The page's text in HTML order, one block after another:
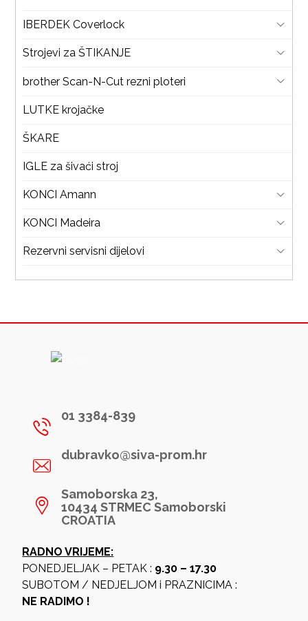
IBERDEK Coverlock
Strojevi za ŠTIKANJE
brother Scan-N-Cut rezni ploteri
LUTKE krojačke
ŠKARE
IGLE za šivaći stroj
KONCI Amann
KONCI Madeira
Rezervni servisni dijelovi
01 3384-839
dubravko@siva-prom.hr
Samoborska 23,
10434 STRMEC Samoborski
CROATIA
RADNO VRIJEME:
PONEDJELJAK – PETAK : 9.30 – 17.30
SUBOTOM / NEDJELJOM i PRAZNICIMA :
NE RADIMO !